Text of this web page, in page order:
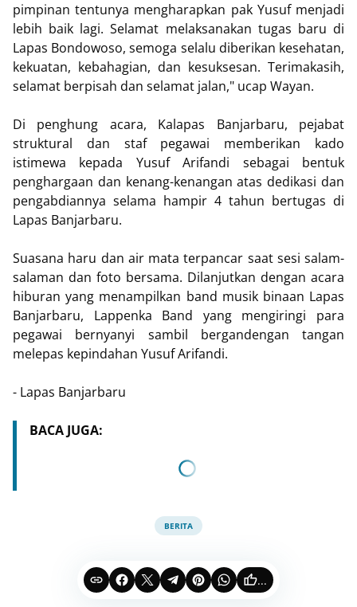
pimpinan tentunya mengharapkan pak Yusuf menjadi
lebih baik lagi. Selamat melaksanakan tugas baru di
Lapas Bondowoso, semoga selalu diberikan kesehatan,
kekuatan, kebahagian, dan kesuksesan. Terimakasih,
selamat berpisah dan selamat jalan," ucap Wayan.
Di penghung acara, Kalapas Banjarbaru, pejabat
struktural dan staf pegawai memberikan kado
istimewa kepada Yusuf Arifandi sebagai bentuk
penghargaan dan kenang-kenangan atas dedikasi dan
pengabdiannya selama hampir 4 tahun bertugas di
Lapas Banjarbaru.
Suasana haru dan air mata terpancar saat sesi salam-
salaman dan foto bersama. Dilanjutkan dengan acara
hiburan yang menampilkan band musik binaan Lapas
Banjarbaru, Lappenka Band yang mengiringi para
pegawai bernyanyi sambil bergandengan tangan
melepas kepindahan Yusuf Arifandi.
- Lapas Banjarbaru
BACA JUGA:
BERITA
...